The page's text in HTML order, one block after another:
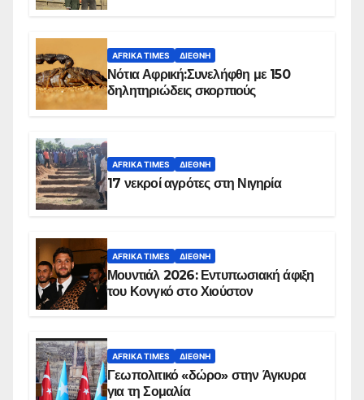
AFRIKA TIMES ΔΙΕΘΝΉ
Νότια Αφρική:Συνελήφθη με 150
δηλητηριώδεις σκορπιούς
AFRIKA TIMES ΔΙΕΘΝΉ
17 νεκροί αγρότες στη Νιγηρία
AFRIKA TIMES ΔΙΕΘΝΉ
Μουντιάλ 2026: Εντυπωσιακή άφιξη
του Κονγκό στο Χιούστον
AFRIKA TIMES ΔΙΕΘΝΉ
Γεωπολιτικό «δώρο» στην Άγκυρα
για τη Σομαλία